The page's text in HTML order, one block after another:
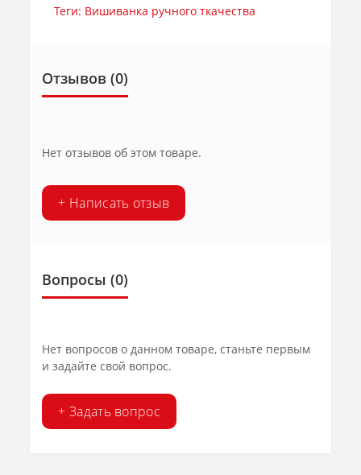
Теги: Вишиванка ручного ткачества
Отзывов (0)
Нет отзывов об этом товаре.
+ Написать отзыв
Вопросы (0)
Нет вопросов о данном товаре, станьте первым
и задайте свой вопрос.
+ Задать вопрос